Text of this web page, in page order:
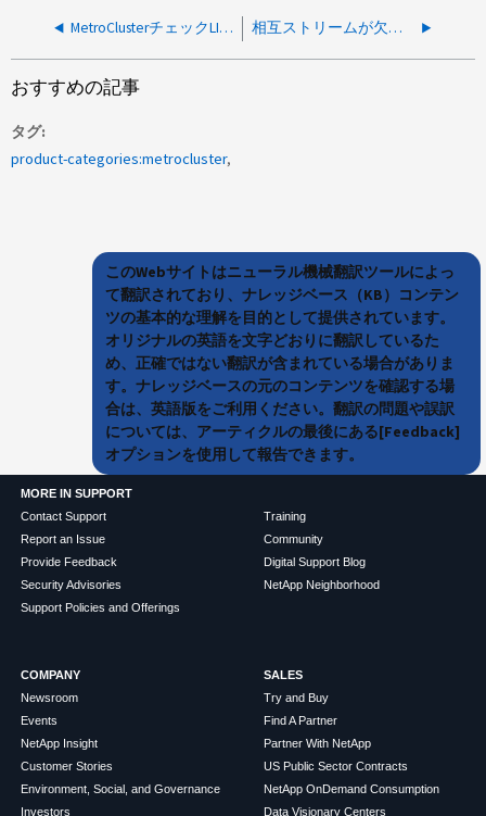
MetroClusterチェックLIF警告 相互ストリームが欠落しているため、MetroClusterのconfig-replicationに警告が報告される
おすすめの記事
タグ
product-categories:metrocluster
このWebサイトはニューラル機械翻訳ツールによっ
て翻訳されており、ナレッジベース（KB）コンテン
ツの基本的な理解を目的として提供されています。
オリジナルの英語を文字どおりに翻訳しているた
め、正確ではない翻訳が含まれている場合がありま
す。ナレッジベースの元のコンテンツを確認する場
合は、英語版をご利用ください。翻訳の問題や誤訳
については、アーティクルの最後にある[Feedback]
オプションを使用して報告できます。
MORE IN SUPPORT
Contact Support
Report an Issue
Provide Feedback
Security Advisories
Support Policies and Offerings
Training
Community
Digital Support Blog
NetApp Neighborhood
COMPANY
Newsroom
Events
NetApp Insight
Customer Stories
Environment, Social, and Governance
Investors
SALES
Try and Buy
Find A Partner
Partner With NetApp
US Public Sector Contracts
NetApp OnDemand Consumption
Data Visionary Centers